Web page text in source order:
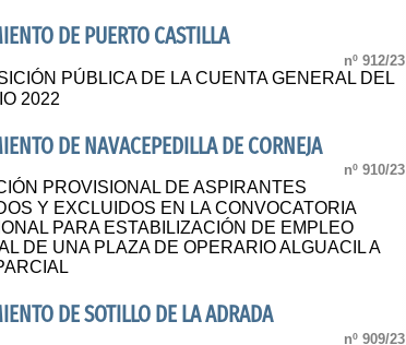
DE PUERTO CASTILLA
nº 912/23
PÚBLICA DE LA CUENTA GENERAL DEL
2022
DE NAVACEPEDILLA DE CORNEJA
nº 910/23
PROVISIONAL DE ASPIRANTES
Y EXCLUIDOS EN LA CONVOCATORIA
PARA ESTABILIZACIÓN DE EMPLEO
DE UNA PLAZA DE OPERARIO ALGUACIL A
DE SOTILLO DE LA ADRADA
nº 909/23